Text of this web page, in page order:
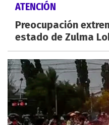
ATENCIÓN
Preocupación
estado de Zulma